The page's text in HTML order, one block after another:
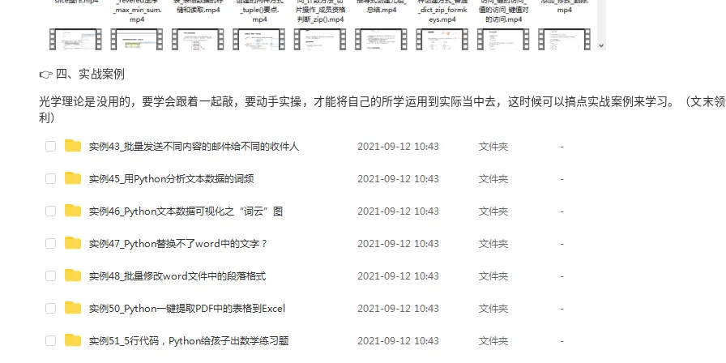
👉 四、实战案例
光学理论是没用的，要学会跟着一起敲，要动手实操，才能将自己的所学运用到实际当中去，这时候可以搞点实战案例来学习。
（文末
利）